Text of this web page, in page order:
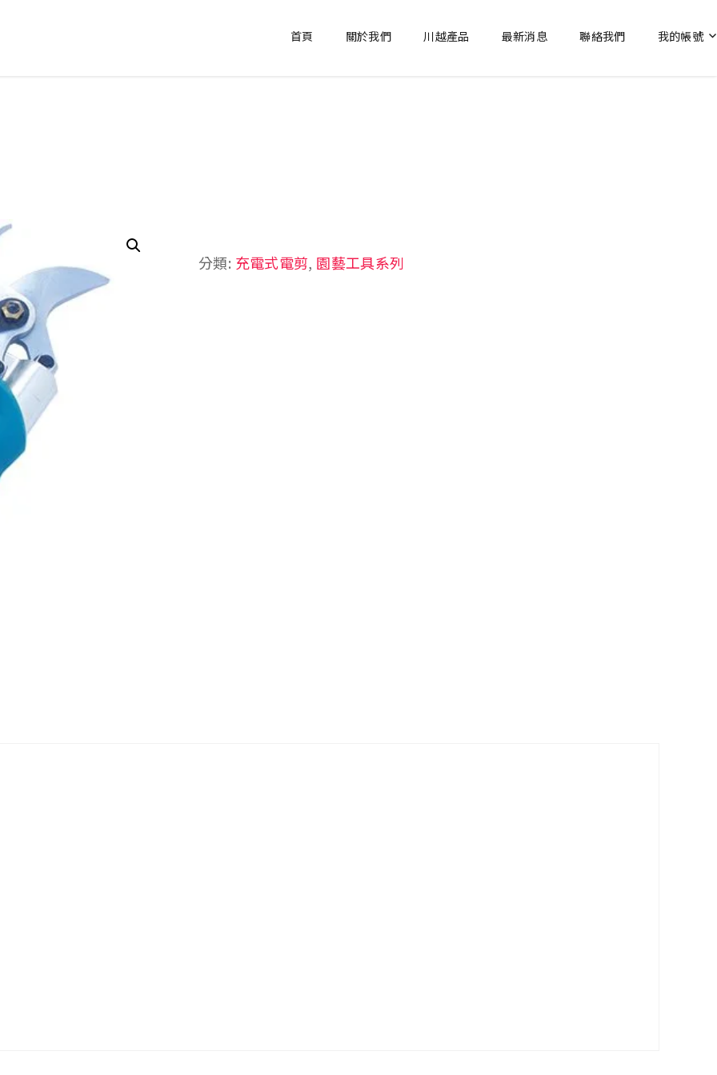
首頁 關於我們 川越產品 最新消息 聯絡我們 我的帳號
分類: 充電式電剪, 園藝工具系列